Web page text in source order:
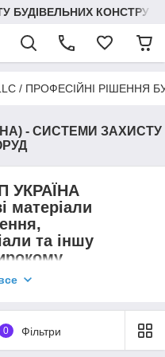
КОНСТРУКЦІЙ
LLC / ПРОФЕСІЙНІ РІШЕННЯ
- СИСТЕМИ ЗАХИСТУ
УКРАЇНА
матеріали
та іншу
0 Фільтри